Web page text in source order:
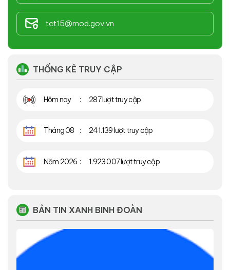
tct15@mod.gov.vn
THỐNG KÊ TRUY CẬP
Hôm nay 287 lượt truy cập
Tháng 08 241.139 lượt truy cập
Năm 2026 1.923.007 lượt truy cập
BẢN TIN XANH BINH ĐOÀN